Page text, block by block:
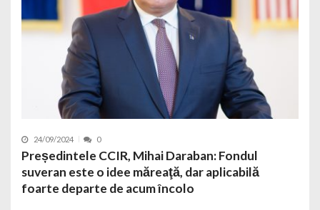
24/09/2024 0
Președintele CCIR, Mihai Daraban: Fondul
suveran este o idee măreaţă, dar aplicabilă
foarte departe de acum încolo